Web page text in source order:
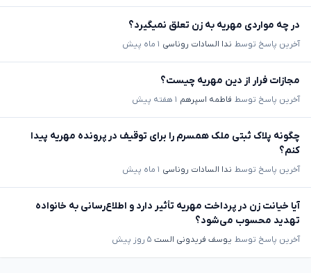
در چه مواردی مهریه به زن تعلق نمیگیرد؟
آخرین پاسخ توسط ندا السادات روناسی ۱ ماه پیش
مجازات فرار از دین مهریه چیست؟
آخرین پاسخ توسط فاطمه اسپرهم ۱ هفته پیش
چگونه پلاک ثبتی ملک همسرم را برای توقیف در پرونده مهریه پیدا
کنم؟
آخرین پاسخ توسط ندا السادات روناسی ۱ ماه پیش
آیا خیانت زن در پرداخت مهریه تأثیر دارد و اطلاع‌رسانی به خانواده
تهدید محسوب می‌شود؟
آخرین پاسخ توسط یوسف فریدونی الست ۵ روز پیش